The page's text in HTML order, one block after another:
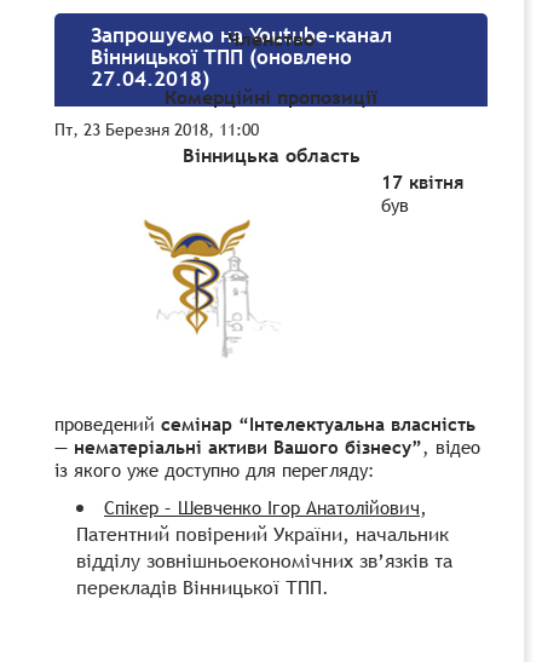
Членство
Комерційні пропозиції
Вінницька область
Запрошуємо на Youtube-канал
Вінницької ТПП (оновлено
27.04.2018)
Пт, 23 Березня 2018, 11:00
17 квітня
був
проведений семінар “Інтелектуальна власність
— нематеріальні активи Вашого бізнесу”, відео
із якого уже доступно для перегляду:
Спікер – Шевченко Ігор Анатолійович,
Патентний повірений України, начальник
відділу зовнішньоекономічних зв’язків та
перекладів Вінницької ТПП.